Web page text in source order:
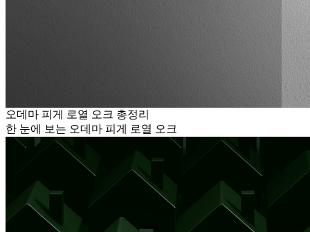
오데마 피게 로열 오크 총정리
한 눈에 보는 오데마 피게 로열 오크